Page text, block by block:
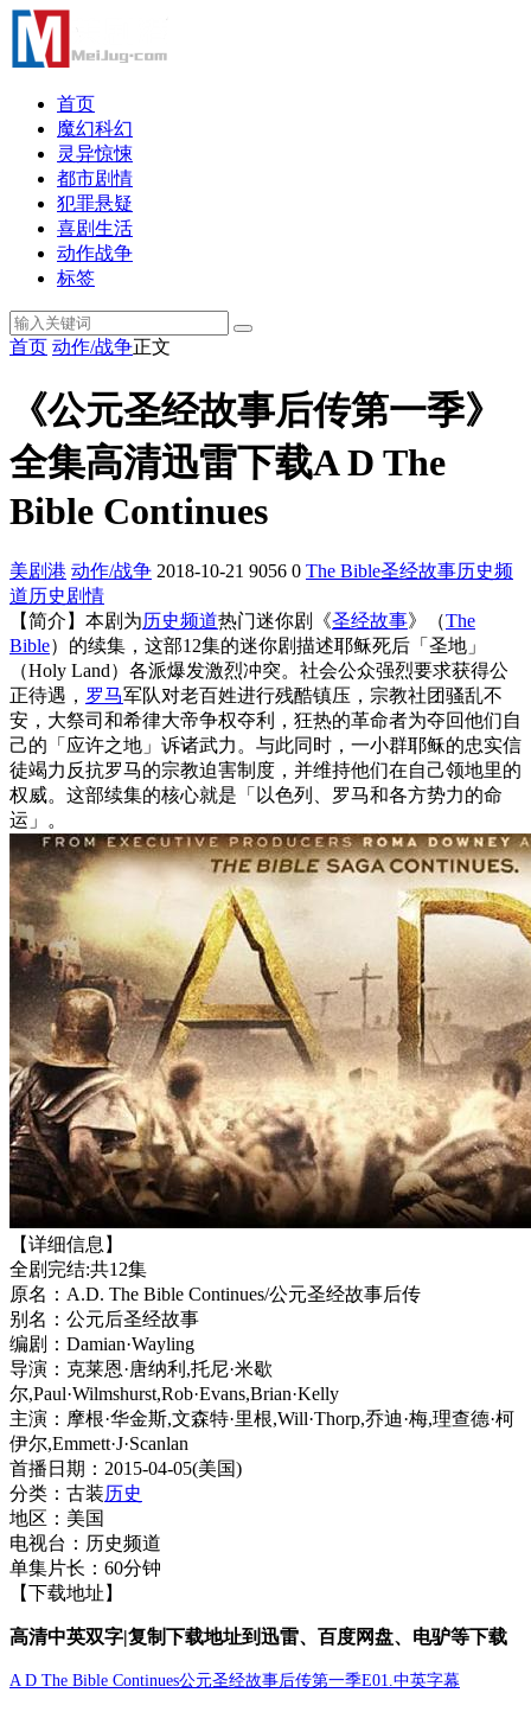
首页
魔幻科幻
灵异惊悚
都市剧情
犯罪悬疑
喜剧生活
动作战争
标签
首页 动作/战争正文
《公元圣经故事后传第一季》
全集高清迅雷下载A D The
Bible Continues
美剧港 动作/战争 2018-10-21 9056 0 The Bible圣经故事历史频
道历史剧情
【简介】本剧为历史频道热门迷你剧《圣经故事》（The
Bible）的续集，这部12集的迷你剧描述耶稣死后「圣地」
（Holy Land）各派爆发激烈冲突。社会公众强烈要求获得公
正待遇， 罗马军队对老百姓进行残酷镇压，宗教社团骚乱不
安，大祭司和希律大帝争权夺利，狂热的革命者为夺回他们自
己的「应许之地」诉诸武力。与此同时，一小群耶稣的忠实信
徒竭力反抗罗马的宗教迫害制度，并维持他们在自己领地里的
权威。这部续集的核心就是「以色列、罗马和各方势力的命
运」。
【详细信息】
全剧完结:共12集
原名：A.D. The Bible Continues/公元圣经故事后传
别名：公元后圣经故事
编剧：Damian·Wayling
导演：克莱恩·唐纳利,托尼·米歇
尔,Paul·Wilmshurst,Rob·Evans,Brian·Kelly
主演：摩根·华金斯,文森特·里根,Will·Thorp,乔迪·梅,理查德·柯
伊尔,Emmett·J·Scanlan
首播日期：2015-04-05(美国)
分类：古装历史
地区：美国
电视台：历史频道
单集片长：60分钟
【下载地址】
高清中英双字|复制下载地址到迅雷、百度网盘、电驴等下载
A D The Bible Continues公元圣经故事后传第一季E01.中英字幕